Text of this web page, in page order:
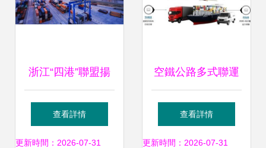
浙江“四港”聯盟揚
帆起航 傳化智聯攜
手寧波舟山港，以
查看詳情
更新時間：2026-07-31
空鐵公路多式聯運
構建高效、綠色、
無縫銜接的現代物
查看詳情
更新時間：2026-07-31